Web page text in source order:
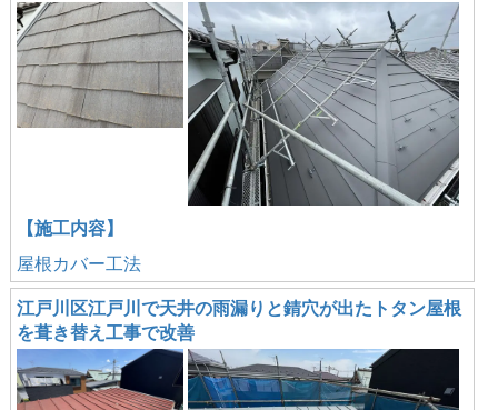
【施工内容】
屋根カバー工法
江戸川区江戸川で天井の雨漏りと錆穴が出たトタン屋根
を葺き替え工事で改善